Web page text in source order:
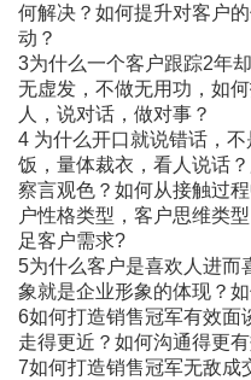
何解决？如何提升对客户
动？
3为什么一个客户跟踪2年
无虚发，不做无用功，如
人，说对话，做对事？
4 为什么开口就说错话，
饭，量体裁衣，看人说话
察言观色？如何从接触过
户性格类型，客户思维类
足客户需求?
5为什么客户是喜欢人进而
象就是企业形象的体现？
6如何打造销售冠军有效面
走得更近？如何沟通得更
7如何打造销售冠军无敌成